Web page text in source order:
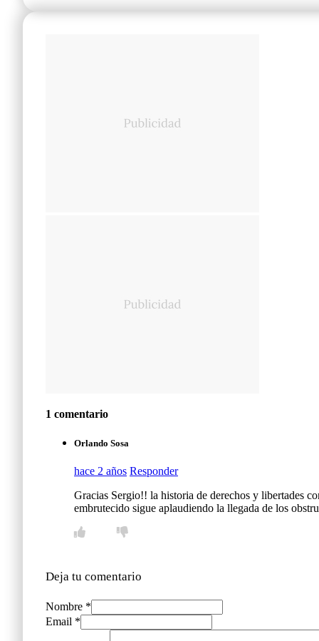
1 comentario
Orlando Sosa
hace 2 años Responder
Gracias Sergio!! la historia de derechos y libertades
embrutecido sigue aplaudiendo la llegada de los
Deja tu comentario
Nombre *
Email *